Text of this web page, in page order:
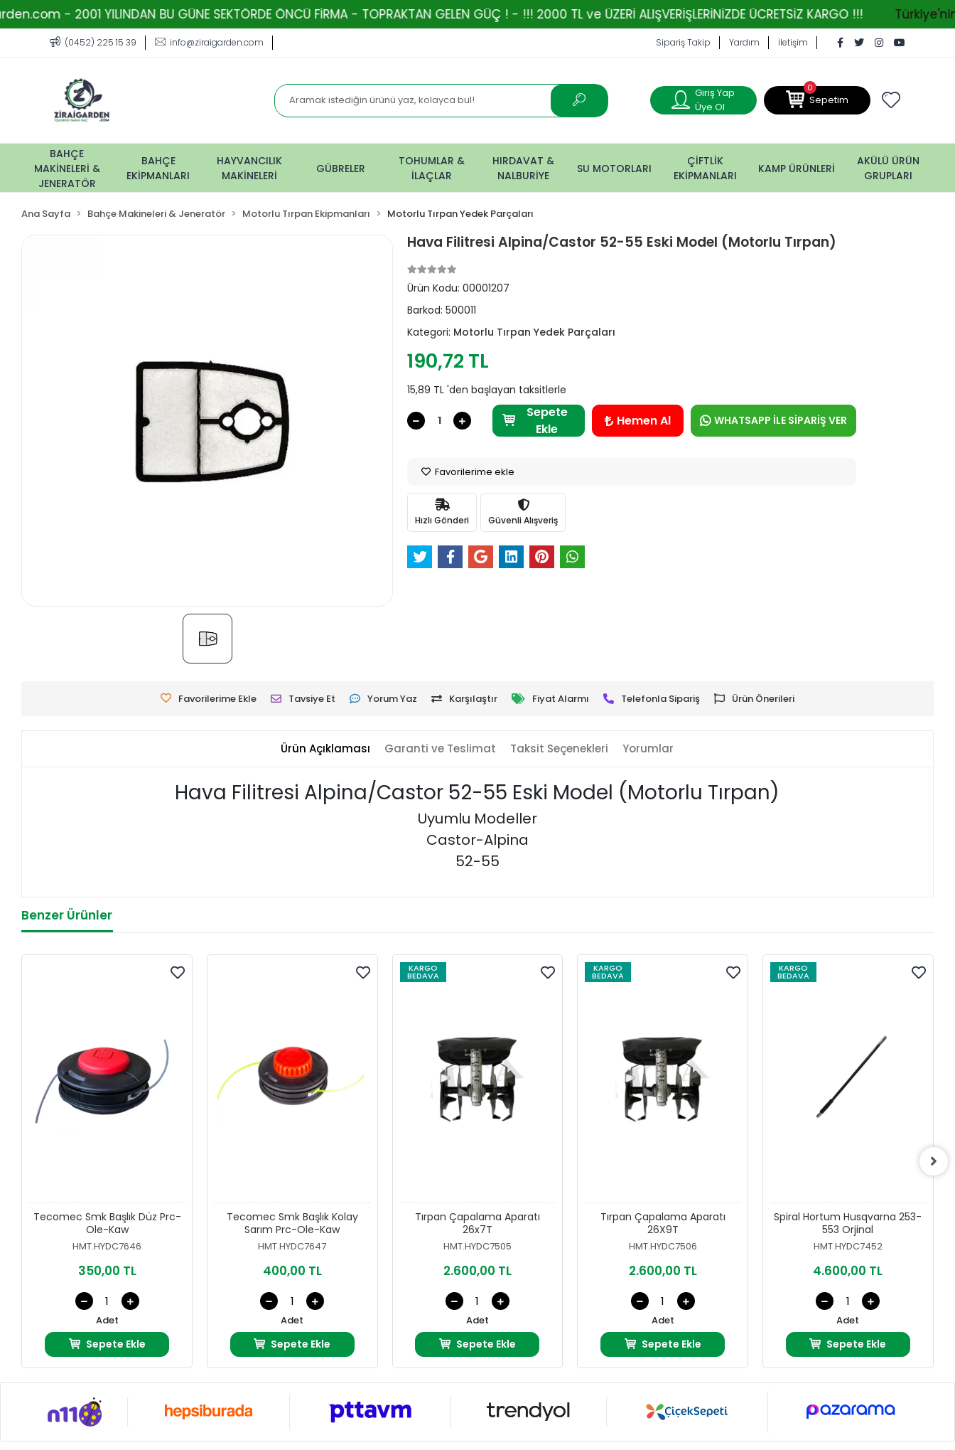
2001 YILINDAN BU GÜNE SEKTÖRDE ÖNCÜ FİRMA - TOPRAKTAN GELEN GÜÇ ! - !!! 2000 TL ve ÜZERİ ALIŞVERİŞLERİNİZDE ÜCRETSİZ KARGO !!! Türkiye'nin Tarım
(0452) 225 15 39 info@ziraigarden.com Sipariş Takip Yardım İletişim
Giriş Yap
Üye Ol
0
Sepetim
BAHÇE
MAKİNELERİ &
JENERATÖR
BAHÇE
EKİPMANLARI
HAYVANCILIK
MAKİNELERİ
GÜBRELER
TOHUMLAR &
İLAÇLAR
HIRDAVAT &
NALBURİYE
SU MOTORLARI
ÇİFTLİK
EKİPMANLARI
KAMP ÜRÜNLERİ
AKÜLÜ ÜRÜN
GRUPLARI
Ana Sayfa Bahçe Makineleri & Jeneratör Motorlu Tırpan Ekipmanları Motorlu Tırpan Yedek Parçaları
Hava Filitresi Alpina/Castor 52-55 Eski Model (Motorlu Tırpan)
Ürün Kodu:00001207
Barkod:500011
Kategori: Motorlu Tırpan Yedek Parçaları
190,72 TL
15,89 TL 'den başlayan taksitlerle
Sepete
Ekle
Hemen Al WHATSAPP İLE SİPARİŞ VER
Favorilerime ekle
Hızlı Gönderi Güvenli Alışveriş
Favorilerime Ekle Tavsiye Et Yorum Yaz Karşılaştır Fiyat Alarmı Telefonla Sipariş Ürün Önerileri
Ürün Açıklaması Garanti ve Teslimat Taksit Seçenekleri Yorumlar
Hava Filitresi Alpina/Castor 52-55 Eski Model (Motorlu Tırpan)
Uyumlu Modeller
Castor-Alpina
52-55
Benzer Ürünler
Tecomec Smk Başlık Düz Prc-
Ole-Kaw
HMT.HYDC7646
350,00 TL
Adet
Sepete Ekle
Tecomec Smk Başlık Kolay
Sarım Prc-Ole-Kaw
HMT.HYDC7647
400,00 TL
Adet
Sepete Ekle
KARGO
BEDAVA
Tırpan Çapalama Aparatı
26x7T
HMT.HYDC7505
2.600,00 TL
Adet
Sepete Ekle
KARGO
BEDAVA
Tırpan Çapalama Aparatı
26X9T
HMT.HYDC7506
2.600,00 TL
Adet
Sepete Ekle
KARGO
BEDAVA
Spiral Hortum Husqvarna 253-
553 Orjinal
HMT.HYDC7452
4.600,00 TL
Adet
Sepete Ekle